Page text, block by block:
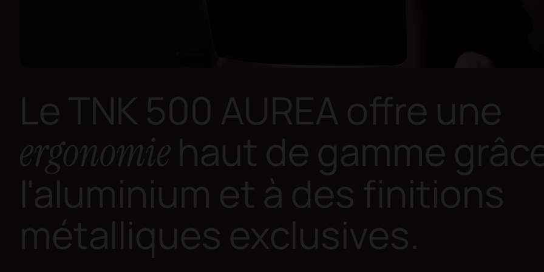
Le TNK 500 AUREA offre une
ergonomiehaut de gamme
l'aluminium et à des finitions
métalliques exclusives.